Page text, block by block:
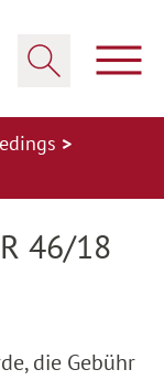
46/18
die Gebühr